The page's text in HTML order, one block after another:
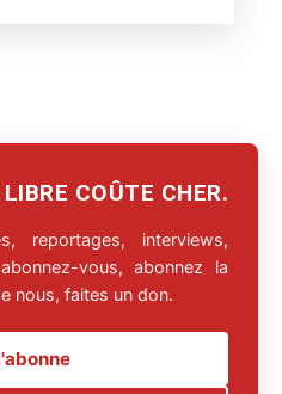
COÛTE CHER.
reportages, interviews,
vous, abonnez la
nous, faites un don.